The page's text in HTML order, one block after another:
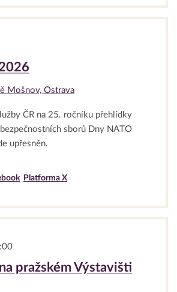
Mošnov, Ostrava
ČR na 25. ročníku přehlídky
sborů Dny NATO
upřesněn.
Platforma X
pražském Výstavišti